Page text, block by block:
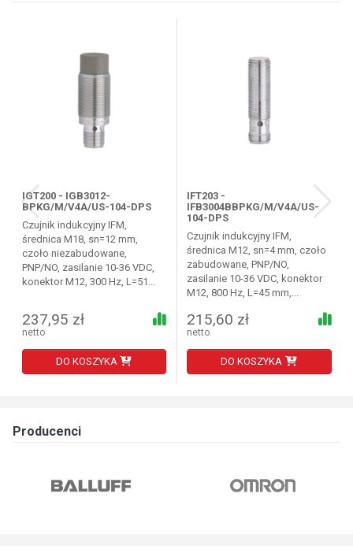
IGT200 - IGB3012-
BPKG/M/V4A/US-104-DPS
Czujnik indukcyjny IFM,
średnica M18, sn=12 mm,
czoło niezabudowane,
PNP/NO, zasilanie 10-36 VDC,
konektor M12, 300 Hz, L=51...
237,95 zł
netto
DO KOSZYKA
IFT203 -
IFB3004BBPKG/M/V4A/US-
104-DPS
Czujnik indukcyjny IFM,
średnica M12, sn=4 mm, czoło
zabudowane, PNP/NO,
zasilanie 10-36 VDC, konektor
M12, 800 Hz, L=45 mm,...
215,60 zł
netto
DO KOSZYKA
Producenci